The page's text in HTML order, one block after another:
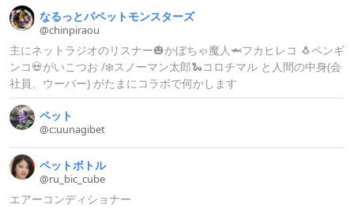
なるっとパペットモンスターズ
@chinpiraou
主にネットラジオのリスナー🎃かぼちゃ魔人🦈フカヒレコ 🐧ペンギ
ンコ💀がいこつお /❄️スノーマン太郎🐍コロチマル と人間の中身(会
社員、ウーバー) がたまにコラボで何かします
ペット
@c:uunagibet
ペットボトル
@ru_ bic_ cube
エアーコンディショナー